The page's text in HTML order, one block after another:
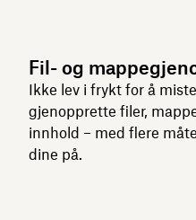
Fil- og
Ikke lev i frykt for å
gjenopprette filer,
innhold – med flere
dine på.